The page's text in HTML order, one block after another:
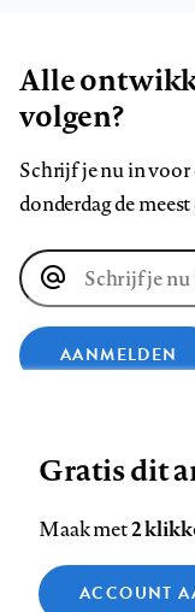
Alle
volgen?
Schrijf je nu in
donderdag de
E-
mailadres
AANMELDEN
op
op
op
Contact Colofon
Zie onze cookie policy
Gratis dit
Maak met2
ACCOUNT